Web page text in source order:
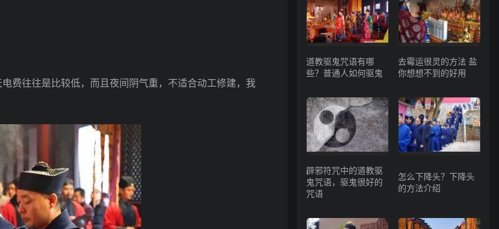
往往是比较低，而且夜间阴气重，不适合动工修建，我
道教驱鬼咒语有哪
些？普通人如何驱鬼
去霉运很灵的方法 盐
你想想不到的好用
辟邪符咒中的道教驱
鬼咒语，驱鬼很好的
咒语
怎么下降头？下降头
的方法介绍